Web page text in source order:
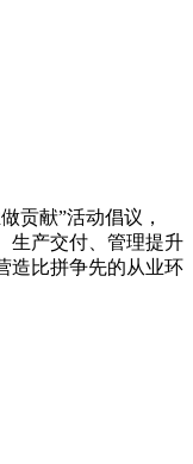
贡献”活动倡议，
生产交付、管理提升
造比拼争先的从业环